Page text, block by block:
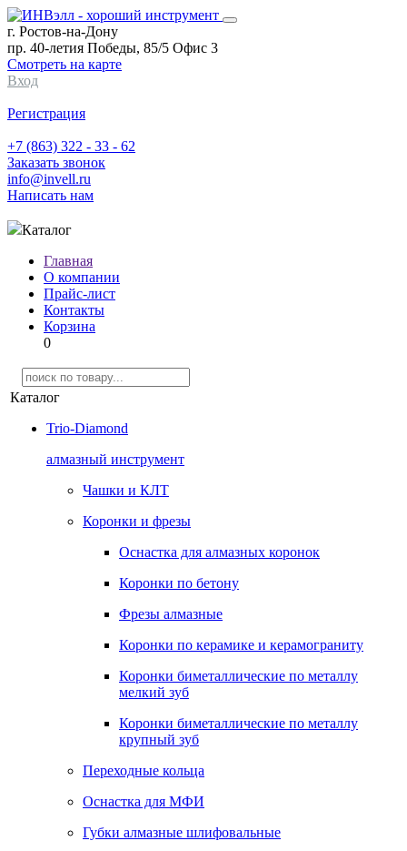
г. Ростов-на-Дону
пр. 40-летия Победы, 85/5 Офис 3
Смотреть на карте
Вход
Регистрация
+7 (863) 322 - 33 - 62
Заказать звонок
info@invell.ru
Написать нам
Каталог
Главная
О компании
Прайс-лист
Контакты
Корзина
0
Каталог
Trio-Diamond
алмазный инструмент
Чашки и КЛТ
Коронки и фрезы
Оснастка для алмазных коронок
Коронки по бетону
Фрезы алмазные
Коронки по керамике и керамограниту
Коронки биметаллические по металлу
мелкий зуб
Коронки биметаллические по металлу
крупный зуб
Переходные кольца
Оснастка для МФИ
Губки алмазные шлифовальные